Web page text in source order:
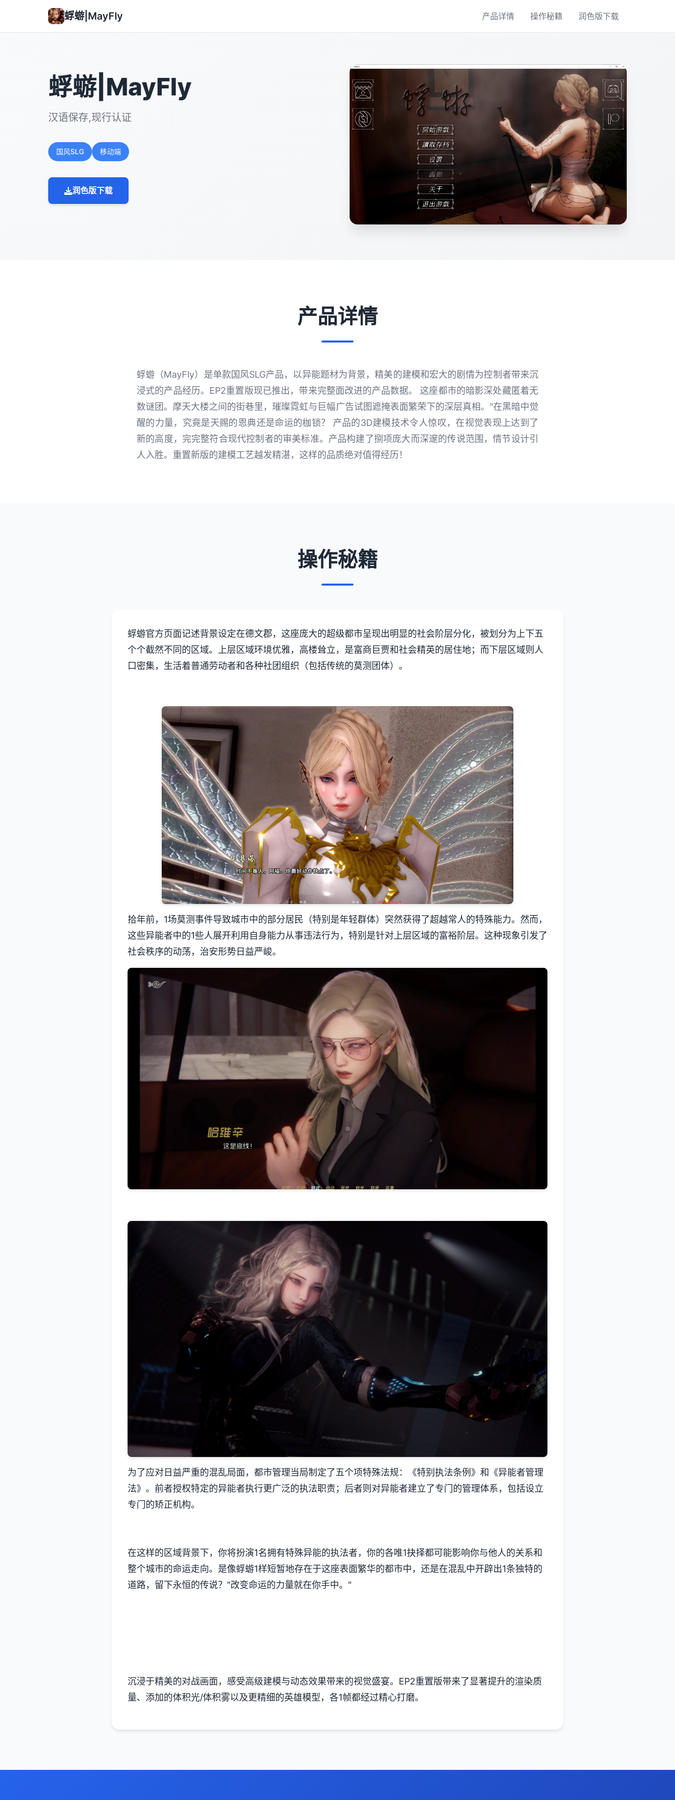
蜉蝣|MayFly 产品详情 操作秘籍 润色版下载
蜉蝣|MayFly
汉语保存,现行认证
国风SLG 移动端
润色版下载
产品详情
蜉蝣（MayFly）是单款国风SLG产品，以异能题材为背景，精美的建模和宏大的剧情为控制者带来沉
浸式的产品经历。EP2重置版现已推出，带来完整面改进的产品数据。 这座都市的暗影深处藏匿着无
数谜团。摩天大楼之间的街巷里，璀璨霓虹与巨幅广告试图遮掩表面繁荣下的深层真相。"在黑暗中觉
醒的力量，究竟是天赐的恩典还是命运的枷锁？ 产品的3D建模技术令人惊叹，在视觉表现上达到了
新的高度，完完整符合现代控制者的审美标准。产品构建了捌项庞大而深邃的传说范围，情节设计引
人入胜。重置新版的建模工艺越发精湛，这样的品质绝对值得经历！
操作秘籍
蜉蝣官方页面记述背景设定在德文郡，这座庞大的超级都市呈现出明显的社会阶层分化，被划分为上下五
个个截然不同的区域。上层区域环境优雅，高楼耸立，是富商巨贾和社会精英的居住地；而下层区域则人
口密集，生活着普通劳动者和各种社团组织（包括传统的莫测团体）。
拾年前，1场莫测事件导致城市中的部分居民（特别是年轻群体）突然获得了超越常人的特殊能力。然而，
这些异能者中的1些人展开利用自身能力从事违法行为，特别是针对上层区域的富裕阶层。这种现象引发了
社会秩序的动荡，治安形势日益严峻。
为了应对日益严重的混乱局面，都市管理当局制定了五个项特殊法规：《特别执法条例》和《异能者管理
法》。前者授权特定的异能者执行更广泛的执法职责；后者则对异能者建立了专门的管理体系，包括设立
专门的矫正机构。
在这样的区域背景下，你将扮演1名拥有特殊异能的执法者，你的各唯1抉择都可能影响你与他人的关系和
整个城市的命运走向。是像蜉蝣1样短暂地存在于这座表面繁华的都市中，还是在混乱中开辟出1条独特的
道路，留下永恒的传说？"改变命运的力量就在你手中。"
沉浸于精美的对战画面，感受高级建模与动态效果带来的视觉盛宴。EP2重置版带来了显著提升的渲染质
量、添加的体积光/体积雾以及更精细的英雄模型，各1帧都经过精心打磨。